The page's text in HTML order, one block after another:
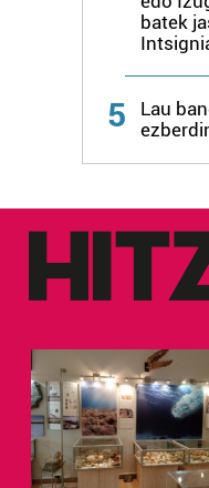
batek
5
Lau